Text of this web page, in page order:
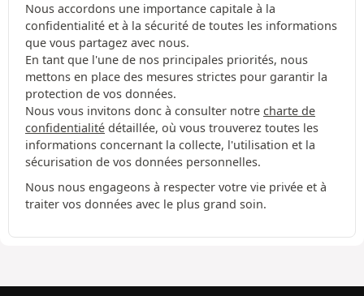
Nous accordons une importance capitale à la
confidentialité et à la sécurité de toutes les informations
que vous partagez avec nous.
En tant que l'une de nos principales priorités, nous
mettons en place des mesures strictes pour garantir la
protection de vos données.
Nous vous invitons donc à consulter notre charte de
confidentialité détaillée, où vous trouverez toutes les
informations concernant la collecte, l'utilisation et la
sécurisation de vos données personnelles.
Nous nous engageons à respecter votre vie privée et à
traiter vos données avec le plus grand soin.